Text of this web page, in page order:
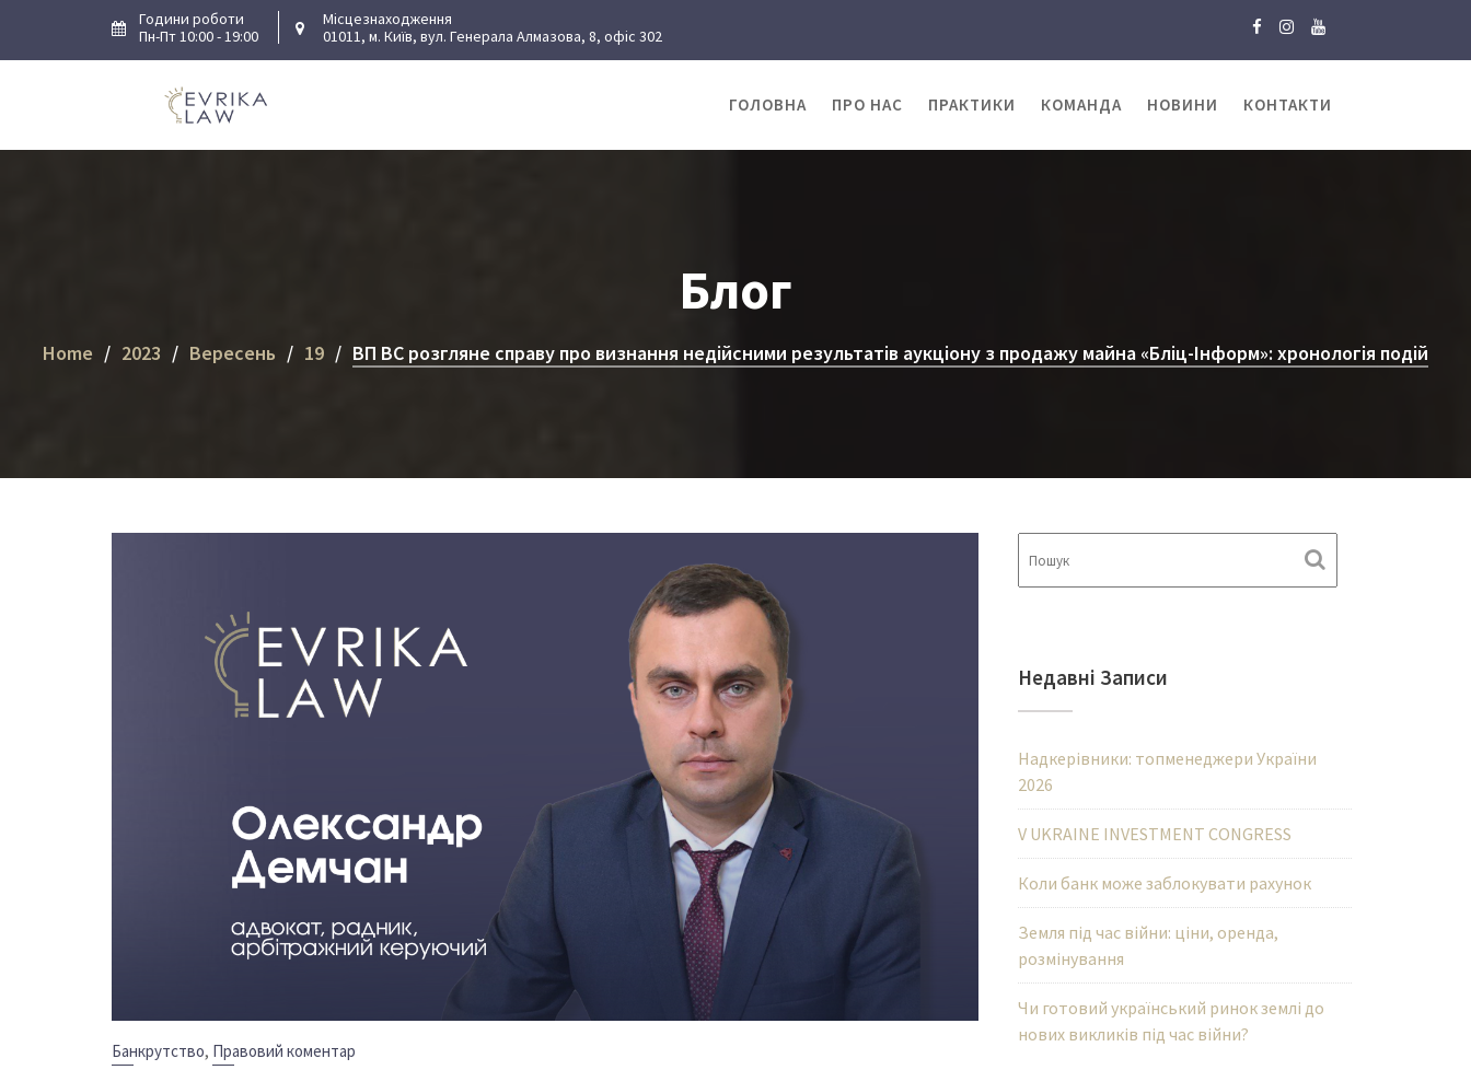
content
Години роботи
Пн-Пт 10:00 - 19:00
Місцезнаходження
01011, м. Київ, вул. Генерала Алмазова, 8, офіс 302
ГОЛОВНА ПРО НАС ПРАКТИКИ КОМАНДА НОВИНИ КОНТАКТИ
Блог
Home 2023 Вересень 19 ВП ВС розгляне справу про визнання недійсними результатів аукціону з продажу майна «Бліц-Інформ»: хронологія подій
Банкрутство, Правовий коментар
Недавні Записи
Надкерівники: топменеджери України
2026
V UKRAINE INVESTMENT CONGRESS
Коли банк може заблокувати рахунок
Земля під час війни: ціни, оренда,
розмінування
Чи готовий український ринок землі до
нових викликів під час війни?